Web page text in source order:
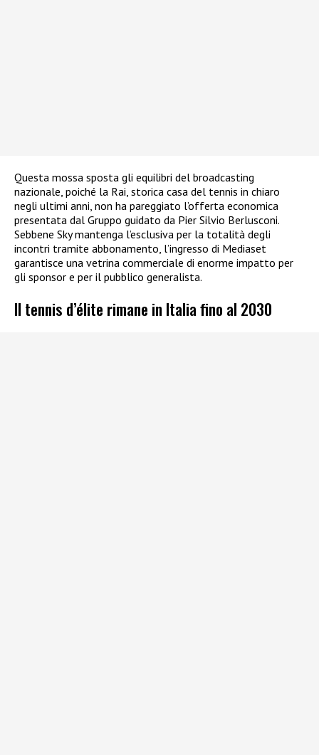
Questa mossa sposta gli equilibri del broadcasting
nazionale, poiché la Rai, storica casa del tennis in chiaro
negli ultimi anni, non ha pareggiato l’offerta economica
presentata dal Gruppo guidato da Pier Silvio Berlusconi.
Sebbene Sky mantenga l’esclusiva per la totalità degli
incontri tramite abbonamento, l’ingresso di Mediaset
garantisce una vetrina commerciale di enorme impatto per
gli sponsor e per il pubblico generalista.
Il tennis d’élite rimane in Italia fino al 2030